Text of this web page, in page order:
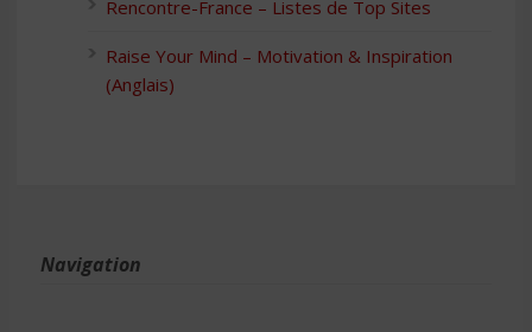
Rencontre-France – Listes de Top Sites
Raise Your Mind – Motivation & Inspiration
(Anglais)
Navigation